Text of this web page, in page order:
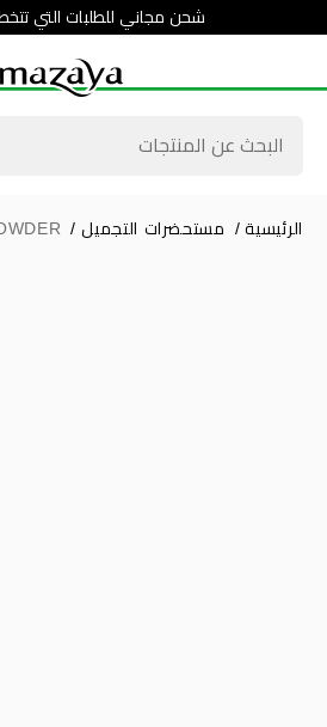
شحن مجاني للطلبات التي تتخطى ٣٥٠٠
الرئيسية / مستحضرات التجميل /